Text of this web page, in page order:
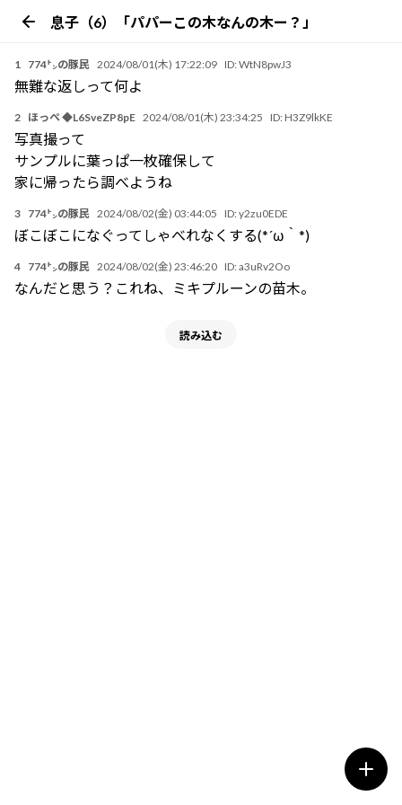
息子（6）「パパーこの木なんの木ー？」
1 774㌧の豚民 2024/08/01(木) 17:22:09 ID:WtN8pwJ3
無難な返しって何よ
2 ほっぺ ◆L6SveZP8pE 2024/08/01(木) 23:34:25 ID: H3Z9lkKE
写真撮って
サンプルに葉っぱ一枚確保して
家に帰ったら調べようね
3 774㌧の豚民 2024/08/02(金) 03:44:05 ID:y2zu0EDE
ぼこぼこになぐってしゃべれなくする(*´ω｀*)
4 774㌧の豚民 2024/08/02(金) 23:46:20 ID:a3uRv2Oo
なんだと思う？これね、ミキプルーンの苗木。
読み込む